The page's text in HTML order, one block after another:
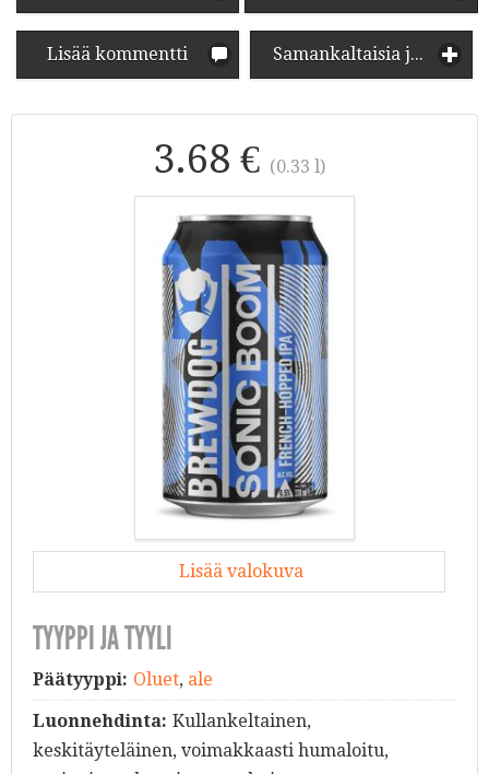
Lisää kommentti Samankaltaisia juomia
3.68 € (0.33 l)
Lisää valokuva
TYYPPI JA TYYLI
Päätyyppi: Oluet, ale
Luonnehdinta: Kullankeltainen,
keskitäyteläinen, voimakkaasti humaloitu,